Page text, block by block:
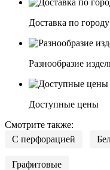
Доставка по
Разнообразие
Доступные цены
Смотрите также:
С перфорацией
Графитовые